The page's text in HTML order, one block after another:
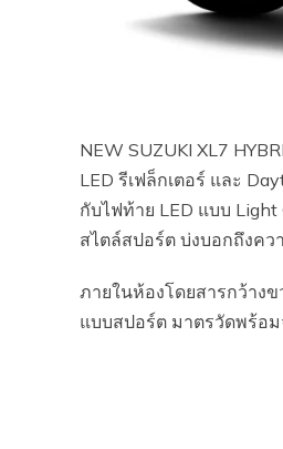
NEW SUZUKI XL7
LED รีเฟล็กเตอร์ และ
กับไฟท้าย LED แบบ
สไตล์สปอร์ต บ่งบอกถึงคว
ภายในห้องโดยสารกว้าง
แบบสปอร์ต มาตรวัดพร้อม